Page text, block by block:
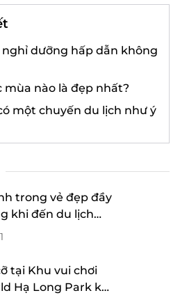
nghỉ dưỡng hấp dẫn không
mùa nào là đẹp nhất?
một chuyến du lịch như ý
trong vẻ đẹp đầy
khi đến du lịch
tại Khu vui chơi
Hạ Long Park khi